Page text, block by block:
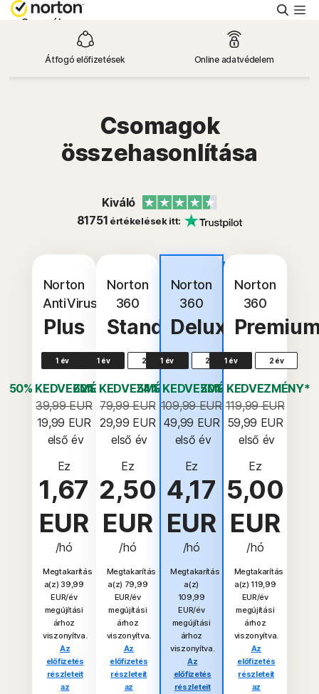
Személyes
Small Business
Ingyenes próba
Magyarország
Bejelentkezés
Átfogó előfizetések Online adatvédelem
Csomagok
összehasonlítása
Kiváló
81751 értékelések itt:
Norton
AntiVirus
Plus
1 év
50% KEDVEZMÉNY*
39,99 EUR
19,99 EUR
első év
Ez
1,67
EUR
/hó
Megtakarítás
a(z) 39,99
EUR/év
megújítási
árhoz
viszonyítva.
Az
előfizetés
részleteit
az
Norton
360
Standard
1 év 2 év
62% KEDVEZMÉNY*
79,99 EUR
29,99 EUR
első év
Ez
2,50
EUR
/hó
Megtakarítás
a(z) 79,99
EUR/év
megújítási
árhoz
viszonyítva.
Az
előfizetés
részleteit
az
vétel
Norton
360
Deluxe
1 év 2 év
54% KEDVEZMÉNY*
109,99 EUR
49,99 EUR
első év
Ez
4,17
EUR
/hó
Megtakarítás
a(z)
109,99
EUR/év
megújítási
árhoz
viszonyítva.
Az
előfizetés
részleteit
Norton
360
1 év 2 év
50% KEDVEZMÉNY*
119,99 EUR
59,99 EUR
első év
Ez
5,00
EUR
/hó
Megtakarítás
a(z) 119,99
EUR/év
megújítási
árhoz
viszonyítva.
Az
előfizetés
részleteit
az